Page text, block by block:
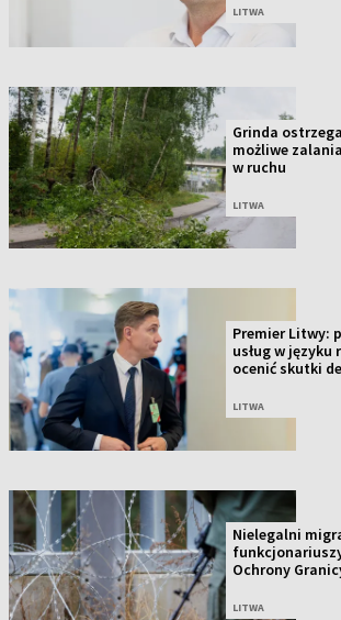
LITWA
Grinda
możliwe
w ruchu
LITWA
Premier Litwy:
usług w
ocenić skutki
LITWA
Nielegalni
Ochrony
LITWA